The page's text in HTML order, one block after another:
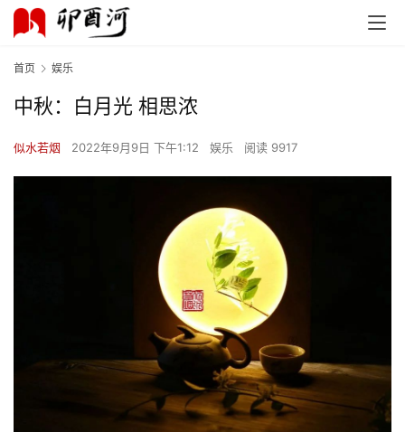
首页 娱乐
中秋：白月光 相思浓
似水若烟 2022年9月9日 下午1:12 娱乐 阅读 9917